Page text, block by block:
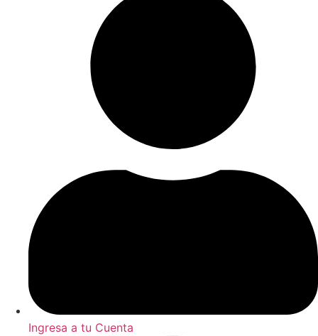
Ingresa a tu Cuenta